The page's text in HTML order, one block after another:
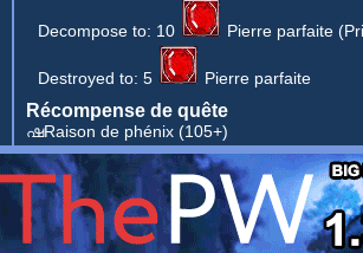
Decompose to: 10 Pierre parfaite
Destroyed to: 5 Pierre parfaite
Récompense de quête
ഷRaison de phénix(105+)